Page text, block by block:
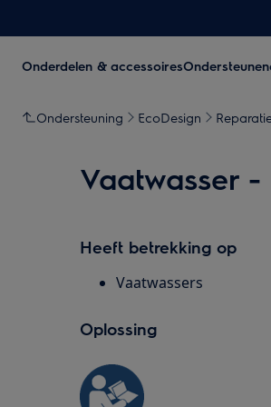
Onderdelen & accessoires
Ondersteuning EcoDesign
Vaatwasser
Heeft betrekking op
Vaatwassers
Oplossing